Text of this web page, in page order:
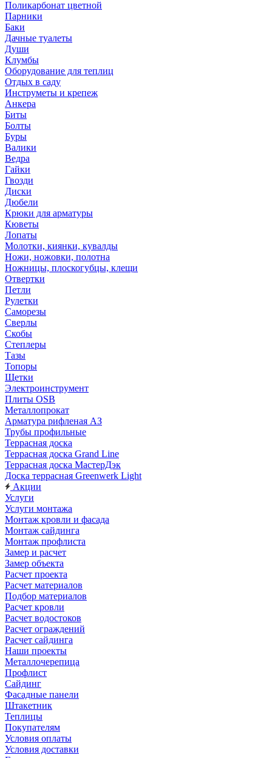
Поликарбонат цветной
Парники
Баки
Дачные туалеты
Души
Клумбы
Оборудование для теплиц
Отдых в саду
Инструметы и крепеж
Анкера
Биты
Болты
Буры
Валики
Ведра
Гайки
Гвозди
Диски
Дюбели
Крюки для арматуры
Кюветы
Лопаты
Молотки, киянки, кувалды
Ножи, ножовки, полотна
Ножницы, плоскогубцы, клещи
Отвертки
Петли
Рулетки
Саморезы
Сверлы
Скобы
Степлеры
Тазы
Топоры
Щетки
Электроинструмент
Плиты OSB
Металлопрокат
Арматура рифленая АЗ
Трубы профильные
Террасная доска
Террасная доска Grand Line
Террасная доска МастерДэк
Доска террасная Greenwerk Light
Акции
Услуги
Услуги монтажа
Монтаж кровли и фасада
Монтаж сайдинга
Монтаж профлиста
Замер и расчет
Замер объекта
Расчет проекта
Расчет материалов
Подбор материалов
Расчет кровли
Расчет водостоков
Расчет ограждений
Расчет сайдинга
Наши проекты
Металлочерепица
Профлист
Сайдинг
Фасадные панели
Штакетник
Теплицы
Покупателям
Условия оплаты
Условия доставки